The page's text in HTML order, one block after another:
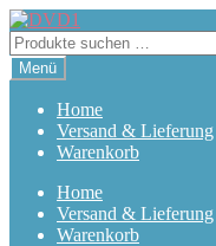
Zur
Navigation
springen
Zum
Inhalt
springen
Suchen
nach:
Menü
Home
Versand & Lieferung
Warenkorb
Home
Versand & Lieferung
Warenkorb